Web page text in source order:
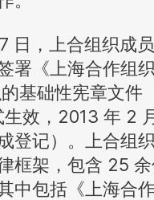
日，上合组织成
署《上海合作组织
基础性宪章文件
效，2013 年 2
登记）。上合组
框架，包含 25 余
中包括《上海合